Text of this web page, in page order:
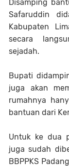
Disamping
Safaruddin
Kabupaten
secara
sejadah.
Bupati
juga akan
rumahnya
bantuan dari
Untuk ke dua
juga sudah
BBPPKS